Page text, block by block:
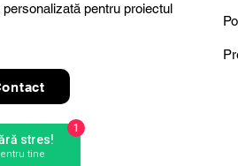
personalizată pentru proiectul
stres!
tine
1